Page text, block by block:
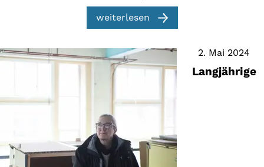
weiterlesen
2. Mai 2024
Langjährige